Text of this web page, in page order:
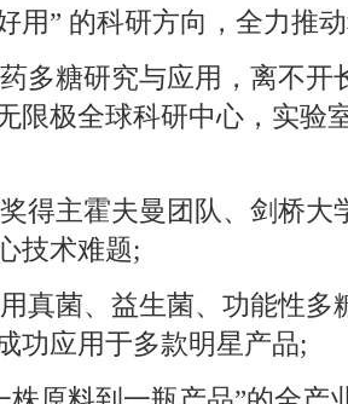
用” 的科研方向，全力推
多糖研究与应用，离不开
限极全球科研中心，实验
得主霍夫曼团队、剑桥大
技术难题;
真菌、益生菌、功能性多
功应用于多款明星产品;